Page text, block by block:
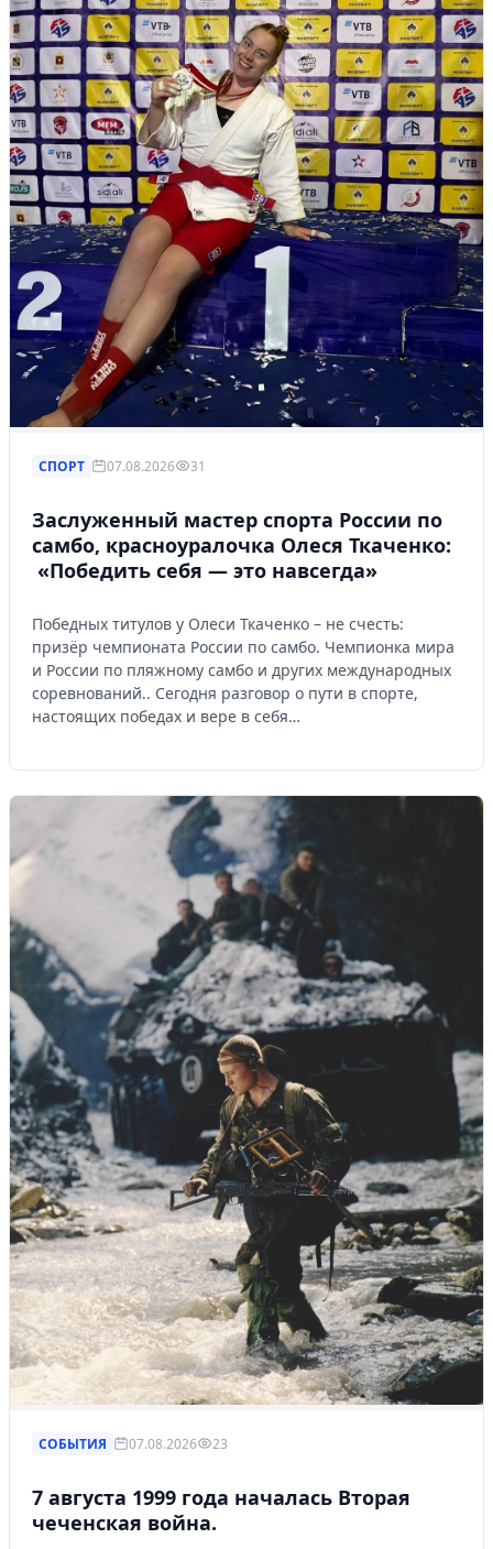
СПОРТ 07.08.2026 31
Заслуженный мастер спорта России по
самбо, красноуралочка Олеся Ткаченко:
«Победить себя — это навсегда»
Победных титулов у Олеси Ткаченко – не счесть:
призёр чемпионата России по самбо. Чемпионка мира
и России по пляжному самбо и других международных
соревнований.. Сегодня разговор о пути в спорте,
настоящих победах и вере в себя…
СОБЫТИЯ 07.08.2026 23
7 августа 1999 года началась Вторая
чеченская война.